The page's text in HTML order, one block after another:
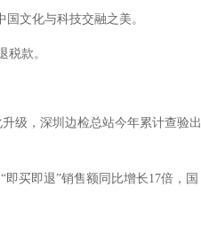
文化与科技交融之美。
款。
级，深圳边检总站今年累计查验出
买即退”销售额同比增长17倍，国